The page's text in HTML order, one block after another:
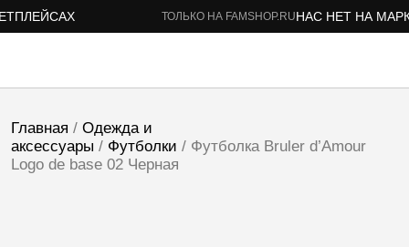
ТОЛЬКО НА FAMSHOP.RUНАС НЕТ НА
Главная / Одежда и
аксессуары / Футболки / Футболка Bruler d’Amour
Logo de base 02 Черная